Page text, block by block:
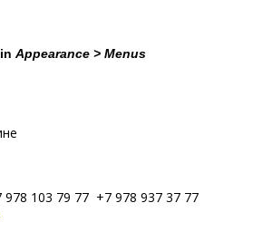
Appearance > Menus
978 103 79 77 +7 978 937 37 77